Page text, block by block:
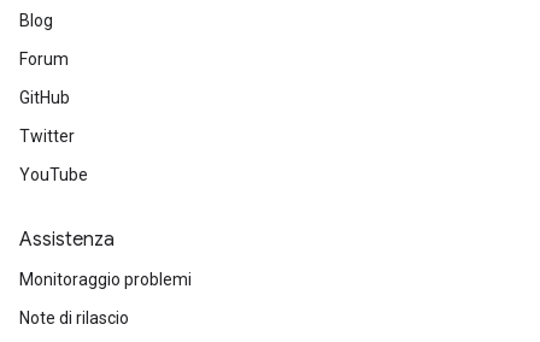
Blog
Forum
GitHub
Twitter
YouTube
Assistenza
Monitoraggio problemi
Note di rilascio